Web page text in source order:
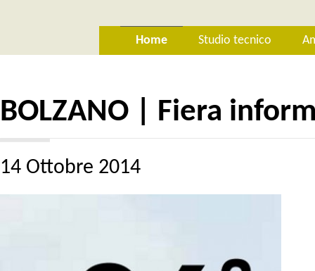
Home Studio tecnico
BOLZANO | Fiera
14 Ottobre 2014